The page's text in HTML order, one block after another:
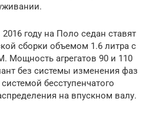
году на Поло седан ставят
сборки объемом 1.6 литра с
Мощность агрегатов 90 и 110
без системы изменения фаз
бесступенчатого
на впускном валу.